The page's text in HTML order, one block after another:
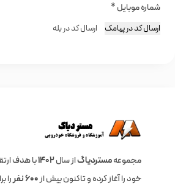
شماره موبایل*
ارسال کد در پیامک ارسال کد در بله
مجموعهمستردیاگاز سال۱۴۰۲با هدف
خود را آغاز کرده و تاکنون بیش از600 نفر
را